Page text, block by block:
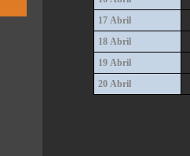
17 Abril
18 Abril
19 Abril
20 Abril